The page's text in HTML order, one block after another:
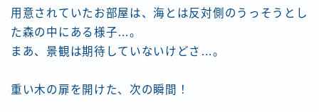
用意されていたお部屋は、海とは反対側のうっそうとし
た森の中にある様子…。
まあ、景観は期待していないけどさ…。
重い木の扉を開けた、次の瞬間！